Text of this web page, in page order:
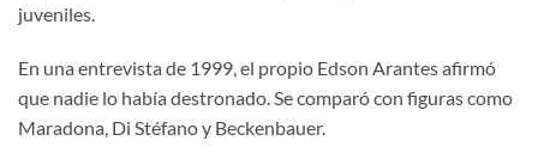
juveniles.
En una entrevista de 1999, el propio Edson Arantes afirmó
que nadie lo había destronado. Se comparó con figuras como
Maradona, Di Stéfano y Beckenbauer.